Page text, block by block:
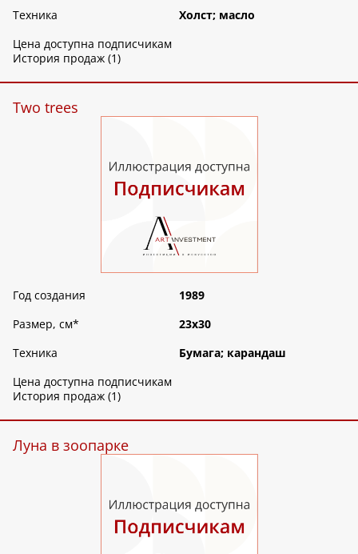
Техника
Холст; масло
Цена доступна подписчикам
История продаж (1)
Two trees
Год создания
1989
Размер, см*
23х30
Техника
Бумага; карандаш
Цена доступна подписчикам
История продаж (1)
Луна в зоопарке